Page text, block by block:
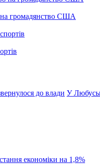
на громадянство США
до влади У
економіки на 1,8%